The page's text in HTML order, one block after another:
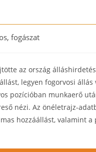
fogászat
az ország
legyen fogorvosi állás
pozícióban munkaerő
nézi. Az önéletrajz-
hozzáállást, valamint